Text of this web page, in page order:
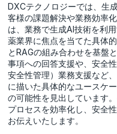
DXCテクノロジーでは、生
客様の課題解決や業務効率
は、業務で生成AI技術を利
薬業界に焦点を当てた具体
とRAGの組み合わせを基盤
事項への回答支援や、安全
安全性管理）業務支援など
に描いた具体的なユースケ
の可能性を見出しています
プロセスを効率化し、安全
お伝えいたします。